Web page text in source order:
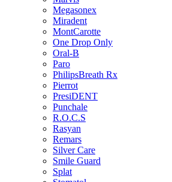
Megasonex
Miradent
MontCarotte
One Drop Only
Oral-B
Paro
PhilipsBreath Rx
Pierrot
PresiDENT
Punchale
R.O.C.S
Rasyan
Remars
Silver Care
Smile Guard
Splat